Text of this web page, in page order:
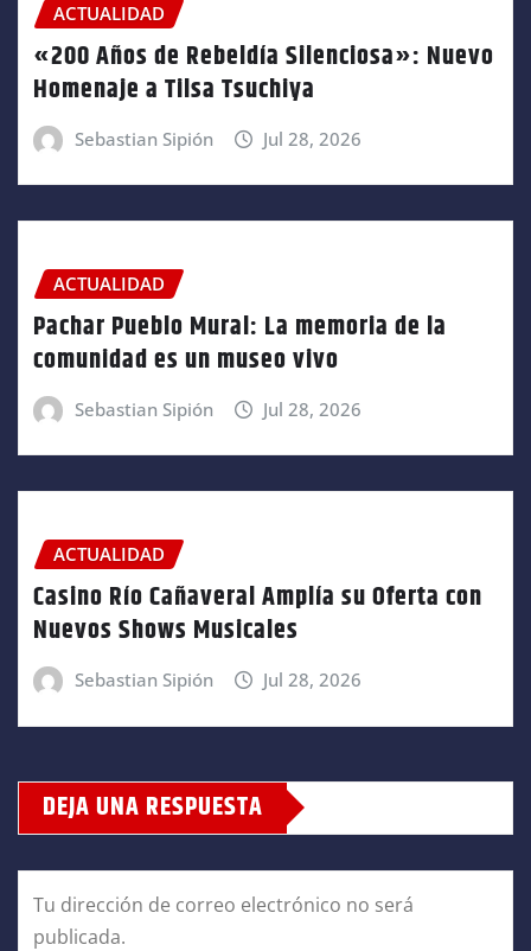
ACTUALIDAD
«200 Años de Rebeldía Silenciosa»: Nuevo
Homenaje a Tilsa Tsuchiya
Sebastian Sipión Jul 28, 2026
ACTUALIDAD
Pachar Pueblo Mural: La memoria de la
comunidad es un museo vivo
Sebastian Sipión Jul 28, 2026
ACTUALIDAD
Casino Río Cañaveral Amplía su Oferta con
Nuevos Shows Musicales
Sebastian Sipión Jul 28, 2026
DEJA UNA RESPUESTA
Tu dirección de correo electrónico no será
publicada.